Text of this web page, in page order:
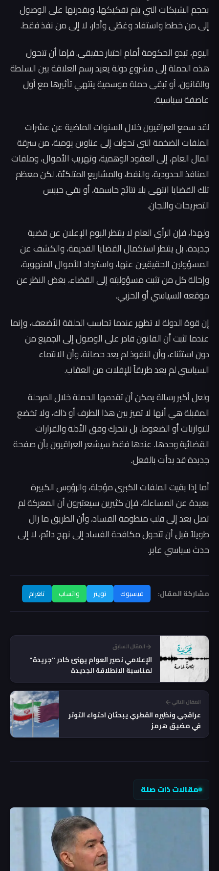
بحجم الشبكات التي يتم تفكيكها، وبقدرتها على الوصول
إلى من خطط واستفاد وغطّى وأدار، لا إلى من نفذ فقط.
اليوم، تبدو الحكومة أمام اختبار حقيقي. فإما أن تتحول
هذه الحملة إلى مشروع دولة يعيد رسم العلاقة بين السلطة
والقانون، أو تبقى حملة موسمية ينتهي تأثيرها مع أول
عاصفة سياسية.
لقد سمع العراقيون خلال السنوات الماضية عن عشرات
الملفات الضخمة التي تحولت إلى عناوين يومية، من سرقة
المال العام، إلى العقود الوهمية، وتهريب الأموال، وملفات
المنافذ الحدودية، والنفط، والمشاريع المتلكئة، لكن معظم
تلك القضايا انتهى بلا نتائج حاسمة، أو بقي حبيس
التصريحات واللجان.
ولهذا، فإن الرأي العام لا ينتظر اليوم الإعلان عن قضية
جديدة، بل ينتظر استكمال القضايا القديمة، والكشف عن
المسؤولين الحقيقيين عنها، واسترداد الأموال المنهوبة،
وإحالة كل من تثبت مسؤوليته إلى القضاء، بغض النظر عن
موقعه السياسي أو الحزبي.
إن قوة الدولة لا تظهر عندما تحاسب الحلقة الأضعف، وإنما
عندما تثبت أن القانون قادر على الوصول إلى الجميع من
دون استثناء، وأن النفوذ لم يعد حصانة، وأن الانتماء
السياسي لم يعد طريقاً للإفلات من العقاب.
ولعل أكبر رسالة يمكن أن تقدمها الحملة خلال المرحلة
المقبلة هي أنها لا تميز بين هذا الطرف أو ذاك، ولا تخضع
للتوازنات أو الضغوط، بل تتحرك وفق الأدلة والقرارات
القضائية وحدها. عندها فقط سيشعر العراقيون بأن صفحة
جديدة قد بدأت بالفعل.
أما إذا بقيت الملفات الكبرى مؤجلة، والرؤوس الكبيرة
بعيدة عن المساءلة، فإن كثيرين سيعتبرون أن المعركة لم
تصل بعد إلى قلب منظومة الفساد، وأن الطريق ما زال
طويلاً قبل أن تتحول مكافحة الفساد إلى نهج دائم، لا إلى
حدث سياسي عابر.
مشاركة المقال: فيسبوك تويتر واتساب تلغرام
المقال السابق
الإعلامي نصير العوام يهنئ كادر "جريدة"
لمناسبة الانطلاقة الجديدة
المقال التالي
عراقجي ونظيره القطري يبحثان احتواء التوتر
في مضيق هرمز
مقالات ذات صلة